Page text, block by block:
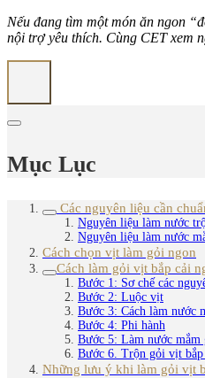
Nếu đang tìm một món ăn ngon
nội trợ yêu thích. Cùng CET xem
Mục Lục
Các nguyên liệu cần
Nguyên liệu làm nước
Nguyên liệu làm nước
Cách chọn vịt làm gỏi ngon
Cách làm gỏi vịt bắp cải
Bước 1: Sơ chế các
Bước 2: Luộc vịt
Bước 3: Cách làm nước
Bước 4: Phi hành
Bước 5: Làm nước mắm
Bước 6. Trộn gỏi vịt bắp
Những lưu ý khi làm gỏi vịt